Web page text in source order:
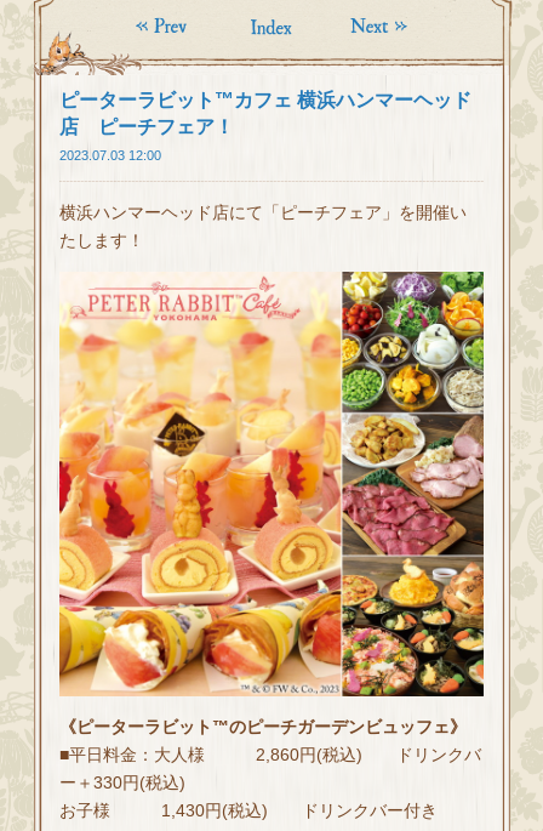
ピーターラビット™カフェ 横浜ハンマーヘッド
店 ピーチフェア！
2023.07.03 12:00
横浜ハンマーヘッド店にて「ピーチフェア」を開催い
たします！
《ピーターラビット™のピーチガーデンビュッフェ》
■平日料金：大人様 2,860円(税込) ドリンクバ
ー＋330円(税込)
お子様 1,430円(税込) ドリンクバー付き